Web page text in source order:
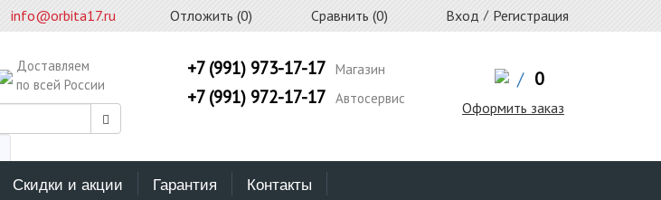
info@orbita17.ru Отложить (0) Сравнить (0) Вход / Регистрация
Доставляем
по всей России
+7 (991) 973-17-17 Магазин
+7 (991) 972-17-17 Автосервис
/ 0
Оформить заказ
Скидки и акции Гарантия Контакты